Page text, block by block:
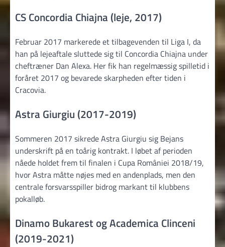
CS Concordia Chiajna (leje, 2017)
Februar 2017 markerede et tilbagevenden til Liga I, da
han på lejeaftale sluttede sig til Concordia Chiajna under
cheftræner Dan Alexa. Her fik han regelmæssig spilletid i
foråret 2017 og bevarede skarpheden efter tiden i
Cracovia.
Astra Giurgiu (2017-2019)
Sommeren 2017 sikrede Astra Giurgiu sig Bejans
underskrift på en toårig kontrakt. I løbet af perioden
nåede holdet frem til finalen i Cupa României 2018/19,
hvor Astra måtte nøjes med en andenplads, men den
centrale forsvarsspiller bidrog markant til klubbens
pokalløb.
Dinamo Bukarest og Academica Clinceni
(2019-2021)